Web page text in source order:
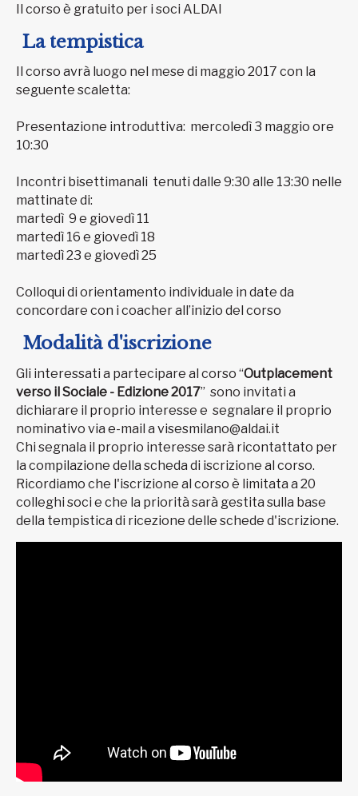
Il corso è gratuito per i soci ALDAI
La tempistica
Il corso avrà luogo nel mese di maggio 2017 con la
seguente scaletta:
Presentazione introduttiva: mercoledì 3 maggio ore
10:30
Incontri bisettimanali tenuti dalle 9:30 alle 13:30 nelle
mattinate di:
martedì 9 e giovedì 11
martedì 16 e giovedì 18
martedì 23 e giovedì 25
Colloqui di orientamento individuale in date da
concordare con i coacher all’inizio del corso
Modalità d'iscrizione
Gli interessati a partecipare al corso “Outplacement
verso il Sociale - Edizione 2017” sono invitati a
dichiarare il proprio interesse e segnalare il proprio
nominativo via e-mail a visesmilano@aldai.it
Chi segnala il proprio interesse sarà ricontattato per
la compilazione della scheda di iscrizione al corso.
Ricordiamo che l'iscrizione al corso è limitata a 20
colleghi soci e che la priorità sarà gestita sulla base
della tempistica di ricezione delle schede d'iscrizione.